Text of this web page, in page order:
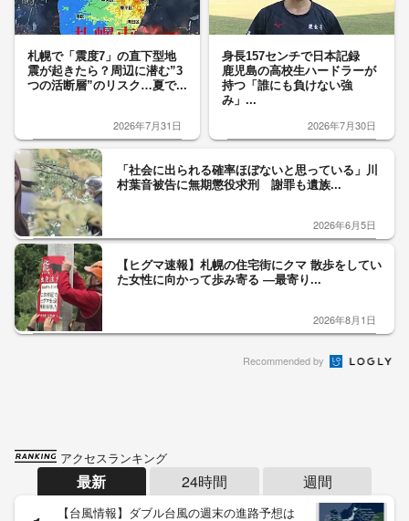
札幌で「震度7」の直下型地
震が起きたら？周辺に潜む”3
つの活断層”のリスク…夏で...
2026年7月31日
身長157センチで日本記録
鹿児島の高校生ハードラーが
持つ「誰にも負けない強
み」...
2026年7月30日
「社会に出られる確率ほぼないと思っている」川
村葉音被告に無期懲役求刑 謝罪も遺族...
2026年6月5日
【ヒグマ速報】札幌の住宅街にクマ 散歩をしてい
た女性に向かって歩み寄る ―最寄り...
2026年8月1日
Recommended by
アクセスランキング
最新 24時間 週間
【台風情報】ダブル台風の週末の進路予想は